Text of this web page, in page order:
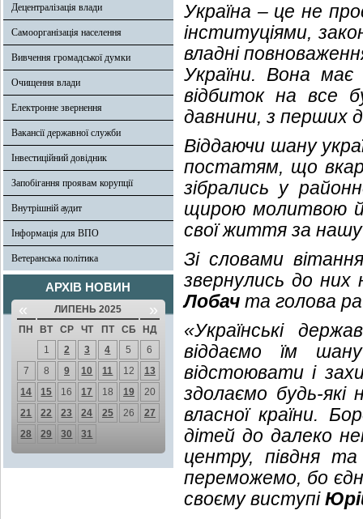
Децентралізація влади
Самоорганізація населення
Вивчення громадської думки
Очищення влади
Електронне звернення
Вакансії державної служби
Інвестиційний довідник
Запобігання проявам корупції
Внутрішній аудит
Інформація для ВПО
Ветеранська політика
АРХІВ НОВИН
« ЛИПЕНЬ 2025 »
ПН ВТ СР ЧТ ПТ СБ
НД
1
2 3 4 5
6
7
8 9 10 11 12
13
14
15 16 17 18 19
20
21
22 23 24 25 26
27
28
29 30 31
Україна – це не
інституціями,
владні
України. Вона має
відбиток на все
давнини, з перших
Віддаючи шану
постатям, що
зібрались у
щирою молитвою й
свої життя за
Зі словами
звернулись до них
Лобач та голова
«Українські
віддаємо їм
відстоювати і
здолаємо будь-
власної країни.
дітей до далеко
центру, півдня
переможемо, бо
своєму виступі